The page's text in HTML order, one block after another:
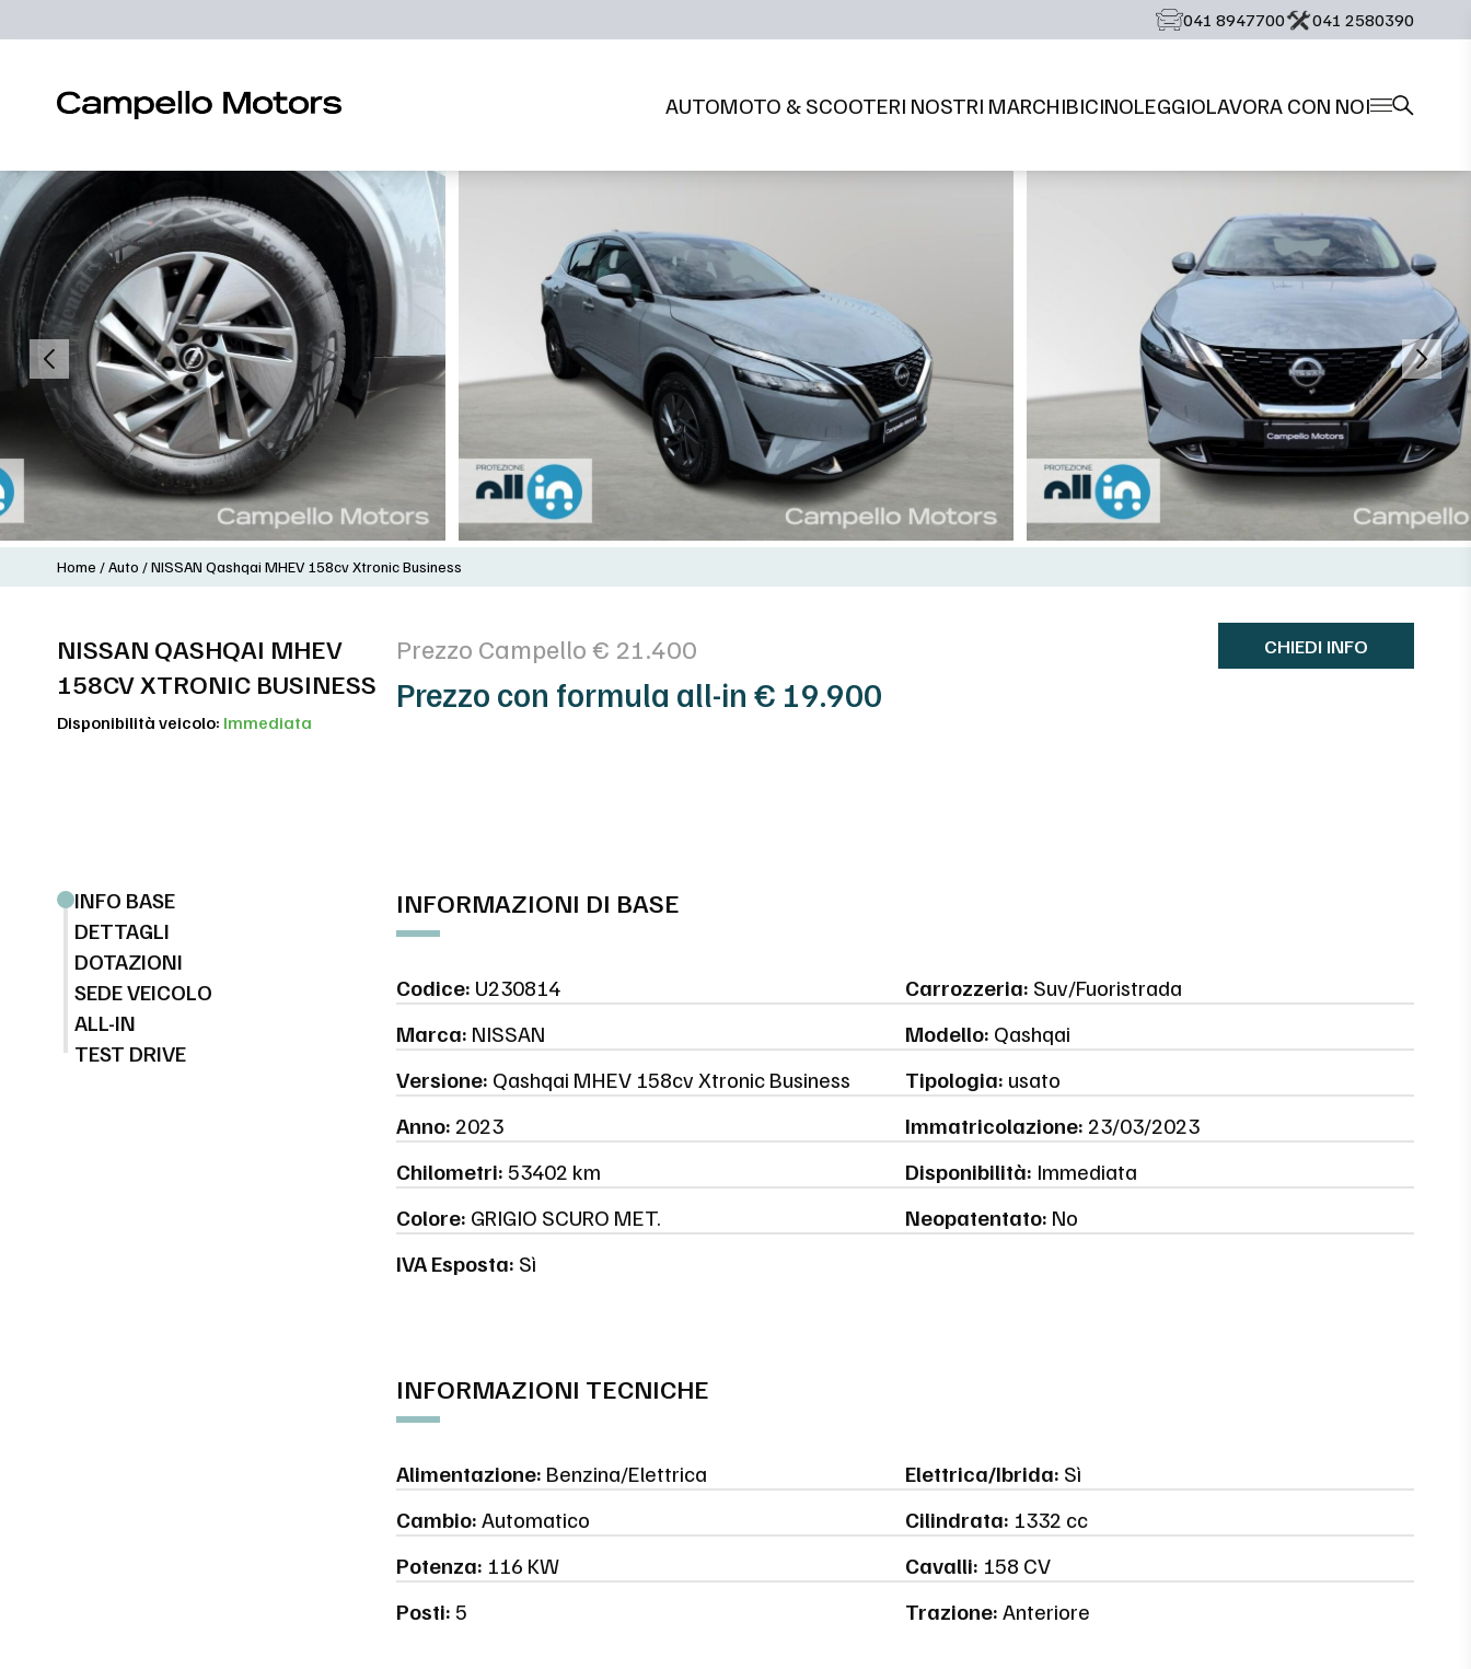
‭041 8947700‬ ‭041 2580390‬
AUTOMOTO & SCOOTERI NOSTRI MARCHIBICINOLEGGIOLAVORA CON NOI
Home /Auto /NISSAN Qashqai MHEV 158cv Xtronic Business
NISSAN QASHQAI MHEV
158CV XTRONIC BUSINESS
Disponibilità veicolo: Immediata
Prezzo Campello € 21.400
Prezzo con formula all-in € 19.900
CHIEDI INFO
INFO BASE
DETTAGLI
DOTAZIONI
SEDE VEICOLO
ALL-IN
TEST DRIVE
INFORMAZIONI DI BASE
Codice: U230814 Carrozzeria: Suv/Fuoristrada
Marca: NISSAN Modello: Qashqai
Versione: Qashqai MHEV 158cv Xtronic Business Tipologia: usato
Anno: 2023 Immatricolazione: 23/03/2023
Chilometri:53402 km Disponibilità: Immediata
Colore: GRIGIO SCURO MET. Neopatentato: No
IVA Esposta: Sì
INFORMAZIONI TECNICHE
Alimentazione: Benzina/Elettrica Elettrica/Ibrida: Sì
Cambio:Automatico Cilindrata: 1332 cc
Potenza: 116 KW Cavalli: 158 CV
Posti:5 Trazione:Anteriore